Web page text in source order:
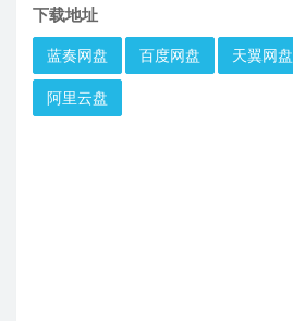
下载地址
蓝奏网盘 百度网盘 天翼网盘
阿里云盘